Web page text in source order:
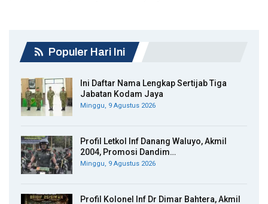
Populer Hari Ini
Ini Daftar Nama Lengkap Sertijab Tiga
Jabatan Kodam Jaya
Minggu, 9 Agustus 2026
Profil Letkol Inf Danang Waluyo, Akmil
2004, Promosi Dandim…
Minggu, 9 Agustus 2026
Profil Kolonel Inf Dr Dimar Bahtera, Akmil